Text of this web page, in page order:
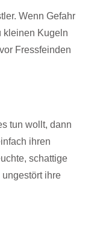
Wenn Gefahr
kleinen Kugeln
Fressfeinden
tun wollt, dann
ihren
schattige
ihre